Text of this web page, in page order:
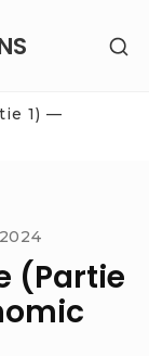
1) —
(Partie